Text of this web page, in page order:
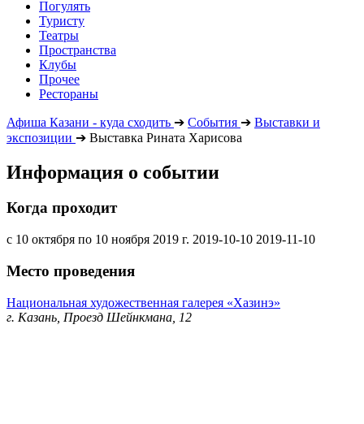
Погулять
Туристу
Театры
Пространства
Клубы
Прочее
Рестораны
Афиша Казани - куда сходить ➔ События ➔ Выставки и
экспозиции ➔ Выставка Рината Харисова
Информация о событии
Когда проходит
с 10 октября по 10 ноября 2019 г. 2019-10-10 2019-11-10
Место проведения
Национальная художественная галерея «Хазинэ»
г. Казань, Проезд Шейнкмана, 12